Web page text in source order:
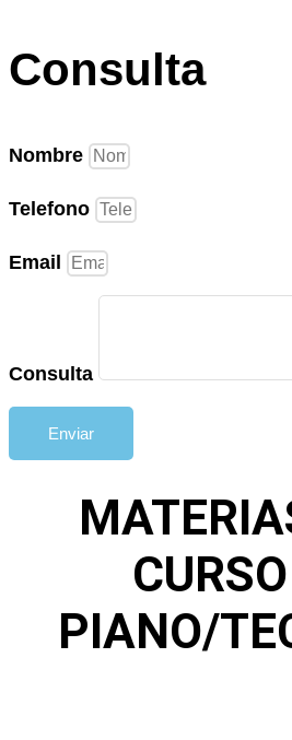
Consulta
Nombre
Telefono
Email
Consulta
Enviar
PIANO/